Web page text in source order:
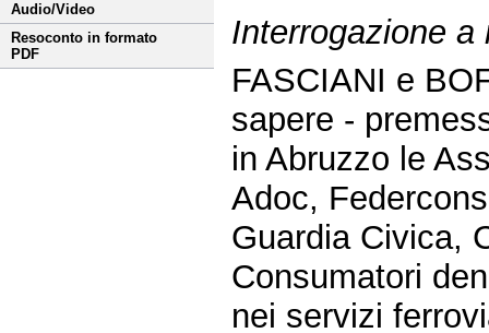
Audio/Video
Resoconto in formato
PDF
Interrogazione
FASCIANI e
sapere -
in Abruzzo le
Adoc,
Guardia Civica,
Consumatori
nei servizi